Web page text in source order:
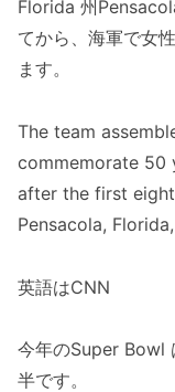
Florida 州
てから、海軍で女
ます。
The team
commemorate 50
after the first
Pensacola,
英語はCNN
今年のSuper Bowl
半です。